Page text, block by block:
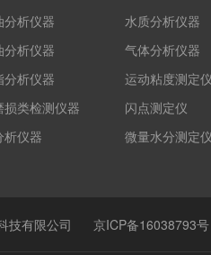
分析仪器
分析仪器
分析仪器
损类检测仪器
析仪器
水质分析仪器
气体分析仪器
运动粘度测定
闪点测定仪
微量水分测定
技有限公司 京ICP备16038793号